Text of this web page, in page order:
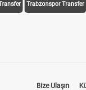
Trabzonspor Transfer
Bize Ulaşın